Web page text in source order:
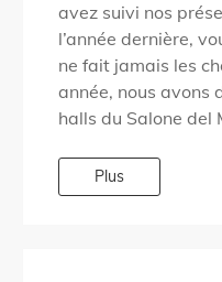
avez suivi nos
l’année dernière,
ne fait jamais les
année, nous avons
halls du Salone del
Plus